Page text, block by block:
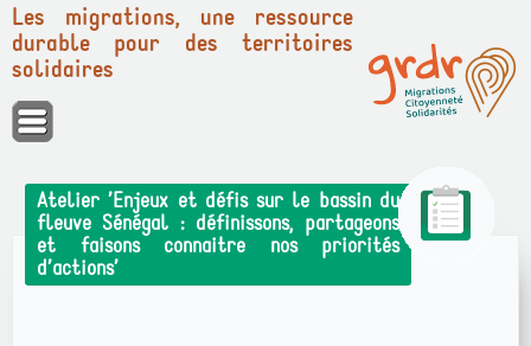
Panneau de gestion des cookies
Les migrations, une ressource
durable pour des territoires
solidaires
Atelier ’Enjeux et défis sur le bassin du
fleuve Sénégal : définissons, partageons
et faisons connaitre nos priorités
d’actions’